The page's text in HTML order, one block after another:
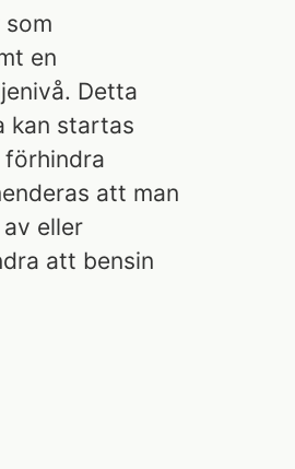
en
Detta
kan startas
att man
eller
att bensin